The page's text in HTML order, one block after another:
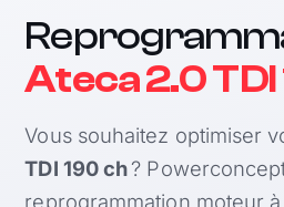
Ateca 2.0 TDI
Vous souhaitez optimiser
TDI 190 ch?
reprogrammation moteur